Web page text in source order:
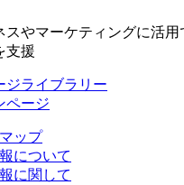
スやマーケティングに活用
支援
ップ
について
に関して